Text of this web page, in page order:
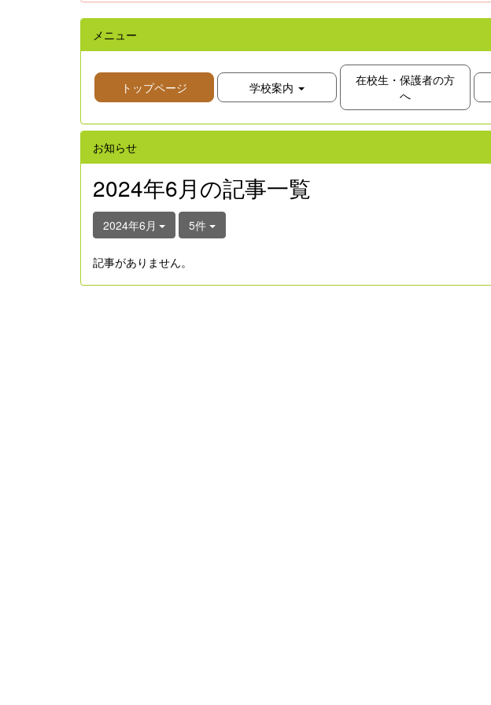
メニュー
トップページ 学校案内
在校生・保護者の方
へ
お知らせ
2024年6月の記事一覧
2024年6月 5件
記事がありません。